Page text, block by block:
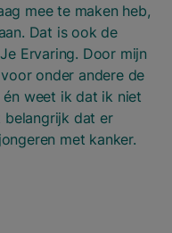
mee te maken heb,
Dat is ook de
Ervaring. Door mijn
onder andere de
weet ik dat ik niet
belangrijk dat er
met kanker.